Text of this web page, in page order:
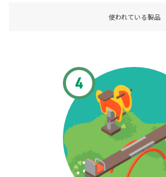
使われている製品